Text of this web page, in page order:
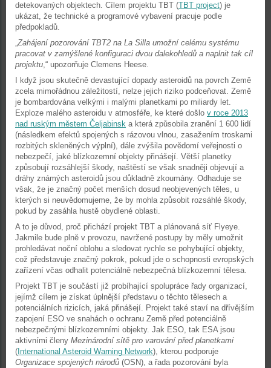
detekovaných objektech. Cílem projektu TBT (TBT project) je
ukázat, že technické a programové vybavení pracuje podle
předpokladů.
„Zahájení pozorování TBT2 na La Silla umožní celému systému
pracovat v zamýšlené konfiguraci dvou dalekohledů a naplnit tak cíl
projektu,“ upozorňuje Clemens Heese.
I když jsou skutečně devastující dopady asteroidů na povrch Země
zcela mimořádnou záležitostí, nelze jejich riziko podceňovat. Země
je bombardována velkými i malými planetkami po miliardy let.
Exploze malého asteroidu v atmosféře, ke které došlo v roce 2013
nad ruským městem Čeljabinsk a která způsobila zranění 1 600 lidí
(následkem efektů spojených s rázovou vlnou, zasažením troskami
rozbitých skleněných výplní), dále zvýšila povědomí veřejnosti o
nebezpečí, jaké blízkozemní objekty přinášejí. Větší planetky
způsobují rozsáhlejší škody, naštěstí se však snadněji objevují a
dráhy známých asteroidů jsou důkladně zkoumány. Odhaduje se
však, že je značný počet menších dosud neobjevených těles, u
kterých si neuvědomujeme, že by mohla způsobit rozsáhlé škody,
pokud by zasáhla hustě obydlené oblasti.
A to je důvod, proč přichází projekt TBT a plánovaná síť Flyeye.
Jakmile bude plně v provozu, navržené postupy by měly umožnit
prohledávat noční oblohu a sledovat rychle se pohybující objekty,
což představuje značný pokrok, pokud jde o schopnosti evropských
zařízení včas odhalit potenciálně nebezpečná blízkozemní tělesa.
Projekt TBT je součástí již probíhající spolupráce řady organizací,
jejímž cílem je získat úplnější představu o těchto tělesech a
potenciálních rizicích, jaká přinášejí. Projekt také staví na dřívějším
zapojení ESO ve snahách o ochranu Země před potenciálně
nebezpečnými blízkozemními objekty. Jak ESO, tak ESA jsou
aktivními členy Mezinárodní sítě pro varování před planetkami
( International Asteroid Warning Network), kterou podporuje
Organizace spojených národů (OSN), a řada pozorování byla